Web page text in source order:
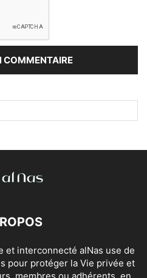
et interconnecté alNas use de
pour protéger la Vie privée et
membres ou adhérents, en